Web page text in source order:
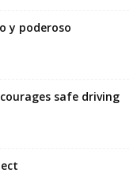
y poderoso
safe driving